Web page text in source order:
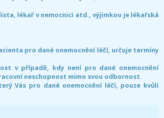
lékař v nemocnici atd., výjimkou je lékařská
pro dané onemocnění léčí, určuje termíny
v případě, kdy není pro dané onemocnění
neschopnost mimo svou odbornost.
Vás pro dané onemocnění léčí, pouze kvůli